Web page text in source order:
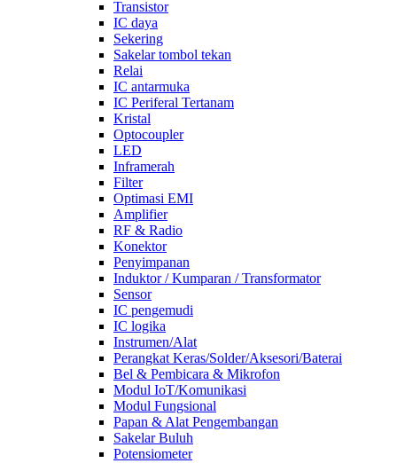
Transistor
IC daya
Sekering
Sakelar tombol tekan
Relai
IC antarmuka
IC Periferal Tertanam
Kristal
Optocoupler
LED
Inframerah
Filter
Optimasi EMI
Amplifier
RF & Radio
Konektor
Penyimpanan
Induktor / Kumparan / Transformator
Sensor
IC pengemudi
IC logika
Instrumen/Alat
Perangkat Keras/Solder/Aksesori/Baterai
Bel & Pembicara & Mikrofon
Modul IoT/Komunikasi
Modul Fungsional
Papan & Alat Pengembangan
Sakelar Buluh
Potensiometer